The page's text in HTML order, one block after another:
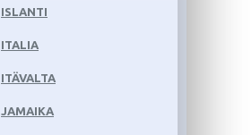
ISLANTI
ITALIA
ITÄVALTA
JAMAIKA